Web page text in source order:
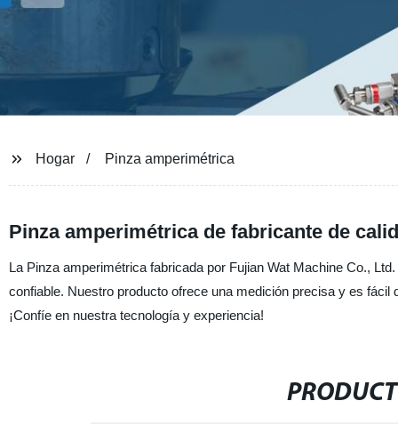
Hogar Pinza amperimétrica
Pinza amperimétrica de fabricante de
La Pinza amperimétrica fabricada por Fujian Wat Machine Co.,
confiable. Nuestro producto ofrece una medición precisa y es
¡Confíe en nuestra tecnología y experiencia!